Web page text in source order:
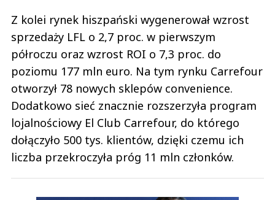
Z kolei rynek hiszpański wygenerował wzrost
sprzedaży LFL o 2,7 proc. w pierwszym
półroczu oraz wzrost ROI o 7,3 proc. do
poziomu 177 mln euro. Na tym rynku Carrefour
otworzył 78 nowych sklepów convenience.
Dodatkowo sieć znacznie rozszerzyła program
lojalnościowy El Club Carrefour, do którego
dołączyło 500 tys. klientów, dzięki czemu ich
liczba przekroczyła próg 11 mln członków.